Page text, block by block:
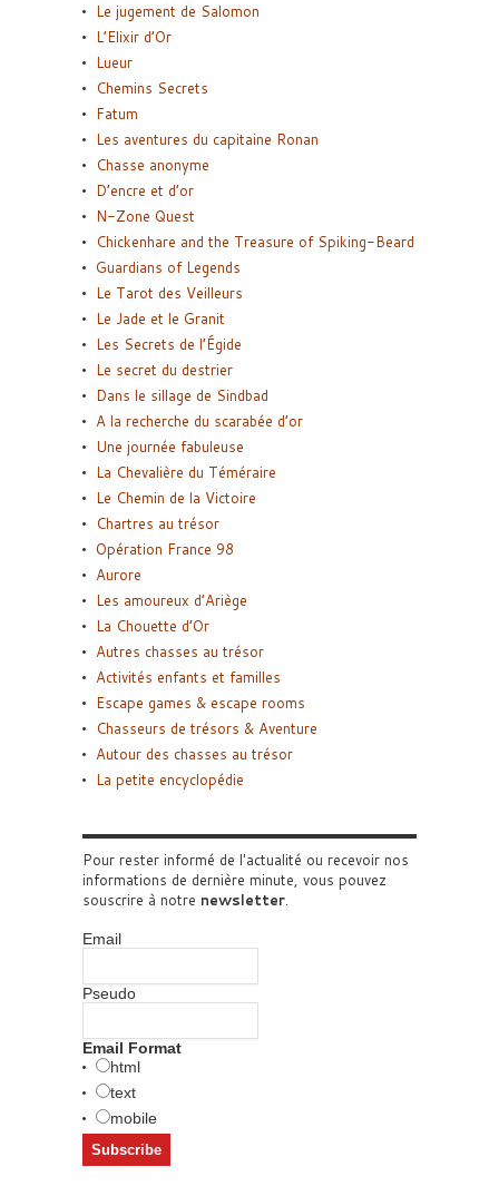
Le jugement de Salomon
L’Elixir d’Or
Lueur
Chemins Secrets
Fatum
Les aventures du capitaine Ronan
Chasse anonyme
D’encre et d’or
N-Zone Quest
Chickenhare and the Treasure of Spiking-Beard
Guardians of Legends
Le Tarot des Veilleurs
Le Jade et le Granit
Les Secrets de l’Égide
Le secret du destrier
Dans le sillage de Sindbad
A la recherche du scarabée d’or
Une journée fabuleuse
La Chevalière du Téméraire
Le Chemin de la Victoire
Chartres au trésor
Opération France 98
Aurore
Les amoureux d’Ariège
La Chouette d’Or
Autres chasses au trésor
Activités enfants et familles
Escape games & escape rooms
Chasseurs de trésors & Aventure
Autour des chasses au trésor
La petite encyclopédie
Pour rester informé de l'actualité ou recevoir nos
informations de dernière minute, vous pouvez
souscrire à notre newsletter.
Email
Pseudo
Email Format
html
text
mobile